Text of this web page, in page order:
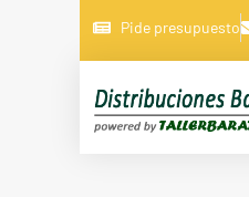
Pide presupuesto